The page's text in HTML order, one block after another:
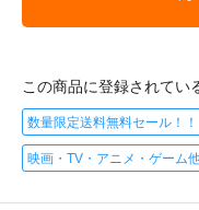
この商品に登録されてい
数量限定送料無料セール！！
映画・TV・アニメ・ゲーム